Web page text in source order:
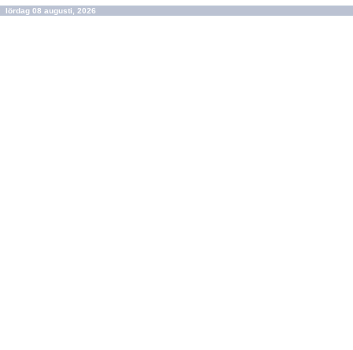
lördag 08 augusti, 2026